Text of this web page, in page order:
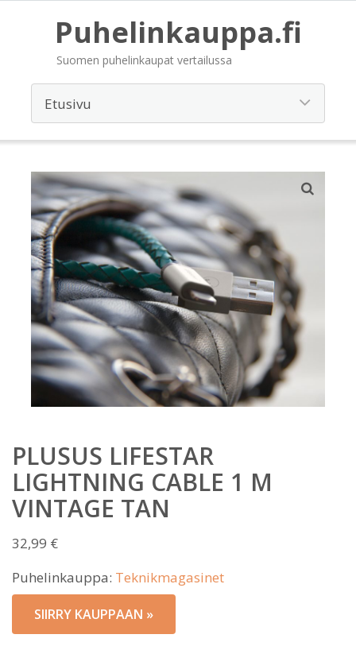
Puhelinkauppa.fi
Suomen puhelinkaupat vertailussa
PLUSUS LIFESTAR
LIGHTNING CABLE 1 M
VINTAGE TAN
32,99 €
Puhelinkauppa: Teknikmagasinet
SIIRRY KAUPPAAN »